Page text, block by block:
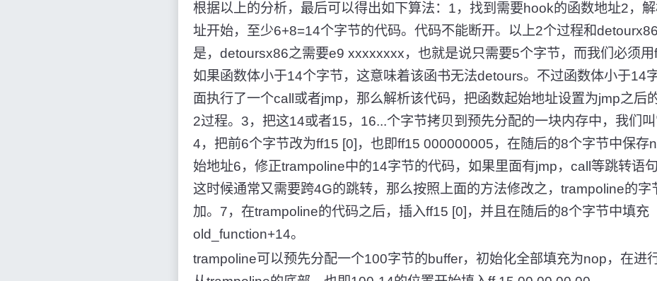
根据以上的分析，最后可以得出如下算法：1，找到需要hook的函数地址2，
址开始，至少6+8=14个字节的代码。代码不能断开。以上2个过程和
是，detoursx86之需要e9 xxxxxxxx，也就是说只需要5个字节，而我们必须用
如果函数体小于14个字节，这意味着该函书无法detours。不过函数体小于14
面执行了一个call或者jmp，那么解析该代码，把函数起始地址设置为jmp之后
2过程。3，把这14或者15，16...个字节拷贝到预先分配的一块内存中，我们叫
4，把前6个字节改为ff15 [0]，也即ff15 000000005，在随后的8个字节中保存
始地址6，修正trampoline中的14字节的代码，如果里面有jmp，call等跳转语句
这时候通常又需要跨4G的跳转，那么按照上面的方法修改之，trampoline的字
加。7，在trampoline的代码之后，插入ff15 [0]，并且在随后的8个字节中填充
old_function+14。
trampoline可以预先分配一个100字节的buffer，初始化全部填充为nop，在进